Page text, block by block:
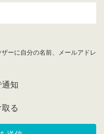
ーに自分の名前、メールアドレ
知
る